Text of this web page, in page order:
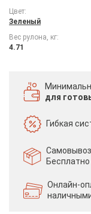
Цвет:
Зеленый
Вес рулона, кг:
4.71
для
Гибкая
Онлайн-